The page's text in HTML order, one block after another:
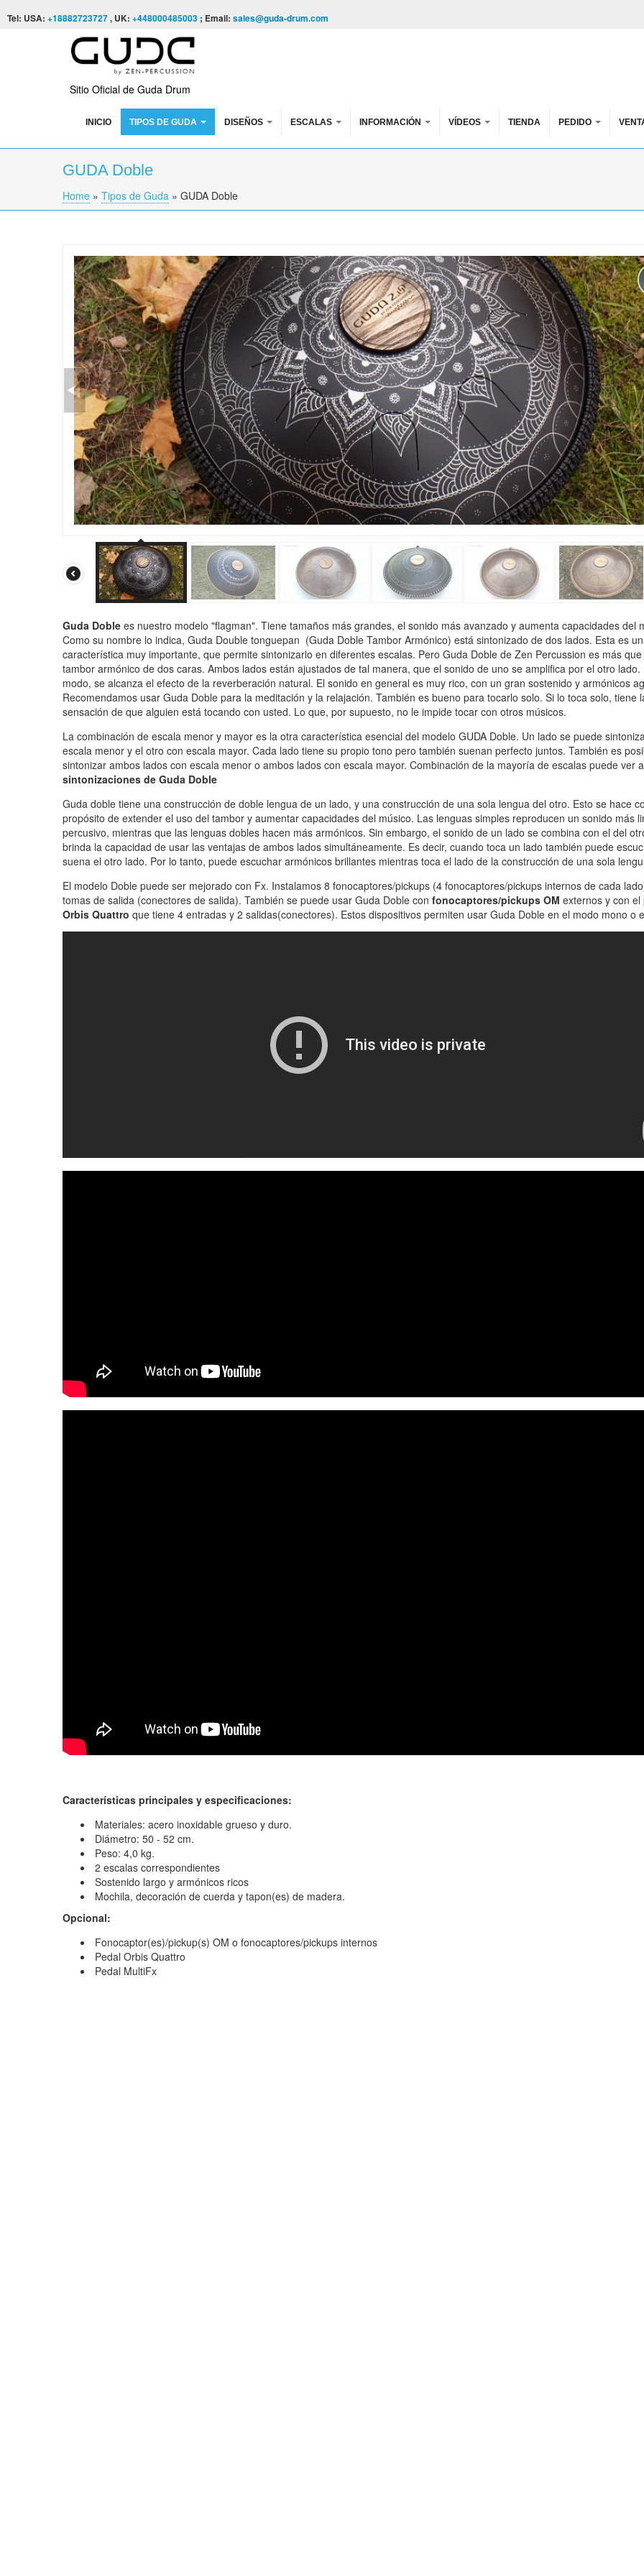
Tel: USA: +18882723727, UK: +448000485003 ; Email: sales@guda-drum.com
Sitio Oficial de Guda Drum
INICIO TIPOS DE GUDA DISEÑOS ESCALAS INFORMACIÓN VÍDEOS TIENDA PEDIDO
GUDA Doble
You are here
Home » Tipos de Guda » GUDA Doble
Guda Doble es nuestro modelo "flagman". Tiene tamaños más grandes, el sonido más avanzado y aumenta capacidades del
Como su nombre lo indica, Guda Double tonguepan (Guda Doble Tambor Armónico) está sintonizado de dos lados. Esta es
característica muy importante, que permite sintonizarlo en diferentes escalas. Pero Guda Doble de Zen Percussion es más
tambor armónico de dos caras. Ambos lados están ajustados de tal manera, que el sonido de uno se amplifica por el otro lado.
modo, se alcanza el efecto de la reverberación natural. El sonido en general es muy rico, con un gran sostenido y armónicos
Recomendamos usar Guda Doble para la meditación y la relajación. También es bueno para tocarlo solo. Si lo toca solo, tiene
sensación de que alguien está tocando con usted. Lo que, por supuesto, no le impide tocar con otros músicos.
La combinación de escala menor y mayor es la otra característica esencial del modelo GUDA Doble. Un lado se puede
escala menor y el otro con escala mayor. Cada lado tiene su propio tono pero también suenan perfecto juntos. También es
sintonizar ambos lados con escala menor o ambos lados con escala mayor. Combinación de la mayoría de escalas puede ver
sintonizaciones de Guda Doble
Guda doble tiene una construcción de doble lengua de un lado, y una construcción de una sola lengua del otro. Esto se hace
propósito de extender el uso del tambor y aumentar capacidades del músico. Las lenguas simples reproducen un sonido más
percusivo, mientras que las lenguas dobles hacen más armónicos. Sin embargo, el sonido de un lado se combina con el del
brinda la capacidad de usar las ventajas de ambos lados simultáneamente. Es decir, cuando toca un lado también puede
suena el otro lado. Por lo tanto, puede escuchar armónicos brillantes mientras toca el lado de la construcción de una sola
El modelo Doble puede ser mejorado con Fx. Instalamos 8 fonocaptores/pickups (4 fonocaptores/pickups internos de cada
tomas de salida (conectores de salida). También se puede usar Guda Doble con fonocaptores/pickups OM externos y con el
Orbis Quattro que tiene 4 entradas y 2 salidas(conectores). Estos dispositivos permiten usar Guda Doble en el modo mono o
Características principales y especificaciones:
Materiales: acero inoxidable grueso y duro.
Diámetro: 50 - 52 cm.
Peso: 4,0 kg.
2 escalas correspondientes
Sostenido largo y armónicos ricos
Mochila, decoración de cuerda y tapon(es) de madera.
Opcional:
Fonocaptor(es)/pickup(s) OM o fonocaptores/pickups internos
Pedal Orbis Quattro
Pedal MultiFx